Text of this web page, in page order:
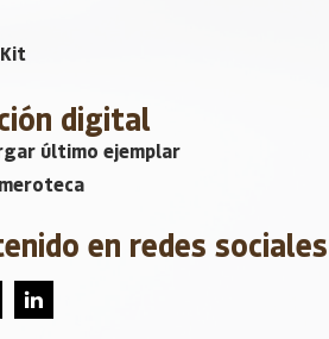
digital
último ejemplar
en redes sociales